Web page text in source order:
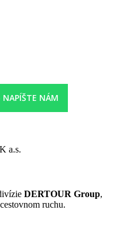
NAPÍŠTE NÁM
a.s.
DERTOUR Group,
ruchu.